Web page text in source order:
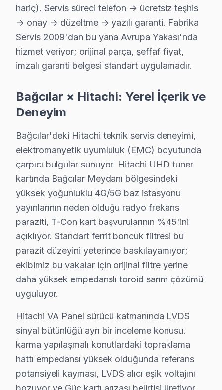
Hitachi Uzman Teknisyen Ekibi — Bağcılar
Murat T. — Hitachi Servis Uzmanı
14 yıllık Hitachi TV tamir deneyimi. Bağcılar ve çevre
· Hitachi fabrika servis sertifikası
· Orijinal ve OEM yedek parça tedarikçisi
Bağcılar Servis İstatistikleri
· Bağcılar'de445+ Hitachi TV tamiri
· Müşteri memnuniyeti%97
· Ortalama tamir süresi:1–2 iş günü
· Tüm işlemler2 yıl garantili
Bu sayfayla ilgili hizmet sayfaları:
↑ Hitachi Servis Ana Sayfası
hariç). Servis süreci telefon → ücretsiz teşhis
→ onay → düzeltme → yazılı garanti. Fabrika
Servis 2009'dan bu yana Avrupa Yakası'nda
hizmet veriyor; orijinal parça, şeffaf fiyat,
imzalı garanti belgesi standart uygulamadır.
Bağcılar × Hitachi: Yerel İçerik ve
Deneyim
Bağcılar'deki Hitachi teknik servis deneyimi,
elektromanyetik uyumluluk (EMC) boyutunda
çarpıcı bulgular sunuyor. Hitachi UHD tuner
kartında Bağcılar Meydanı bölgesindeki
yüksek yoğunluklu 4G/5G baz istasyonu
yayınlarının neden olduğu radyo frekans
paraziti, T-Con kart başvurularının %45'ini
açıklıyor. Standart ferrit boncuk filtresi bu
parazit düzeyini yeterince baskılayamıyor;
ekibimiz bu vakalar için orijinal filtre yerine
daha yüksek empedanslı toroid sarım çözümü
uyguluyor.
Hitachi VA Panel sürücü katmanında LVDS
sinyal bütünlüğü ayrı bir inceleme konusu.
karma yapılaşmalı konutlardaki topraklama
hattı empedansı yüksek olduğunda referans
potansiyeli kayması, LVDS alıcı eşik voltajını